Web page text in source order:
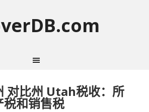
对比州 Utah税收：所
和销售税